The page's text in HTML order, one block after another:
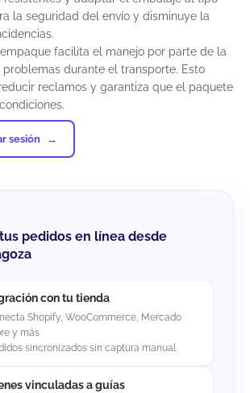
la seguridad del envío y disminuye la
facilita el manejo por parte de la
durante el transporte. Esto
reclamos y garantiza que el paquete
sesión
pedidos en línea desde
con tu tienda
Shopify, WooCommerce, Mercado
y más
sincronizados sin captura manual
vinculadas a guías